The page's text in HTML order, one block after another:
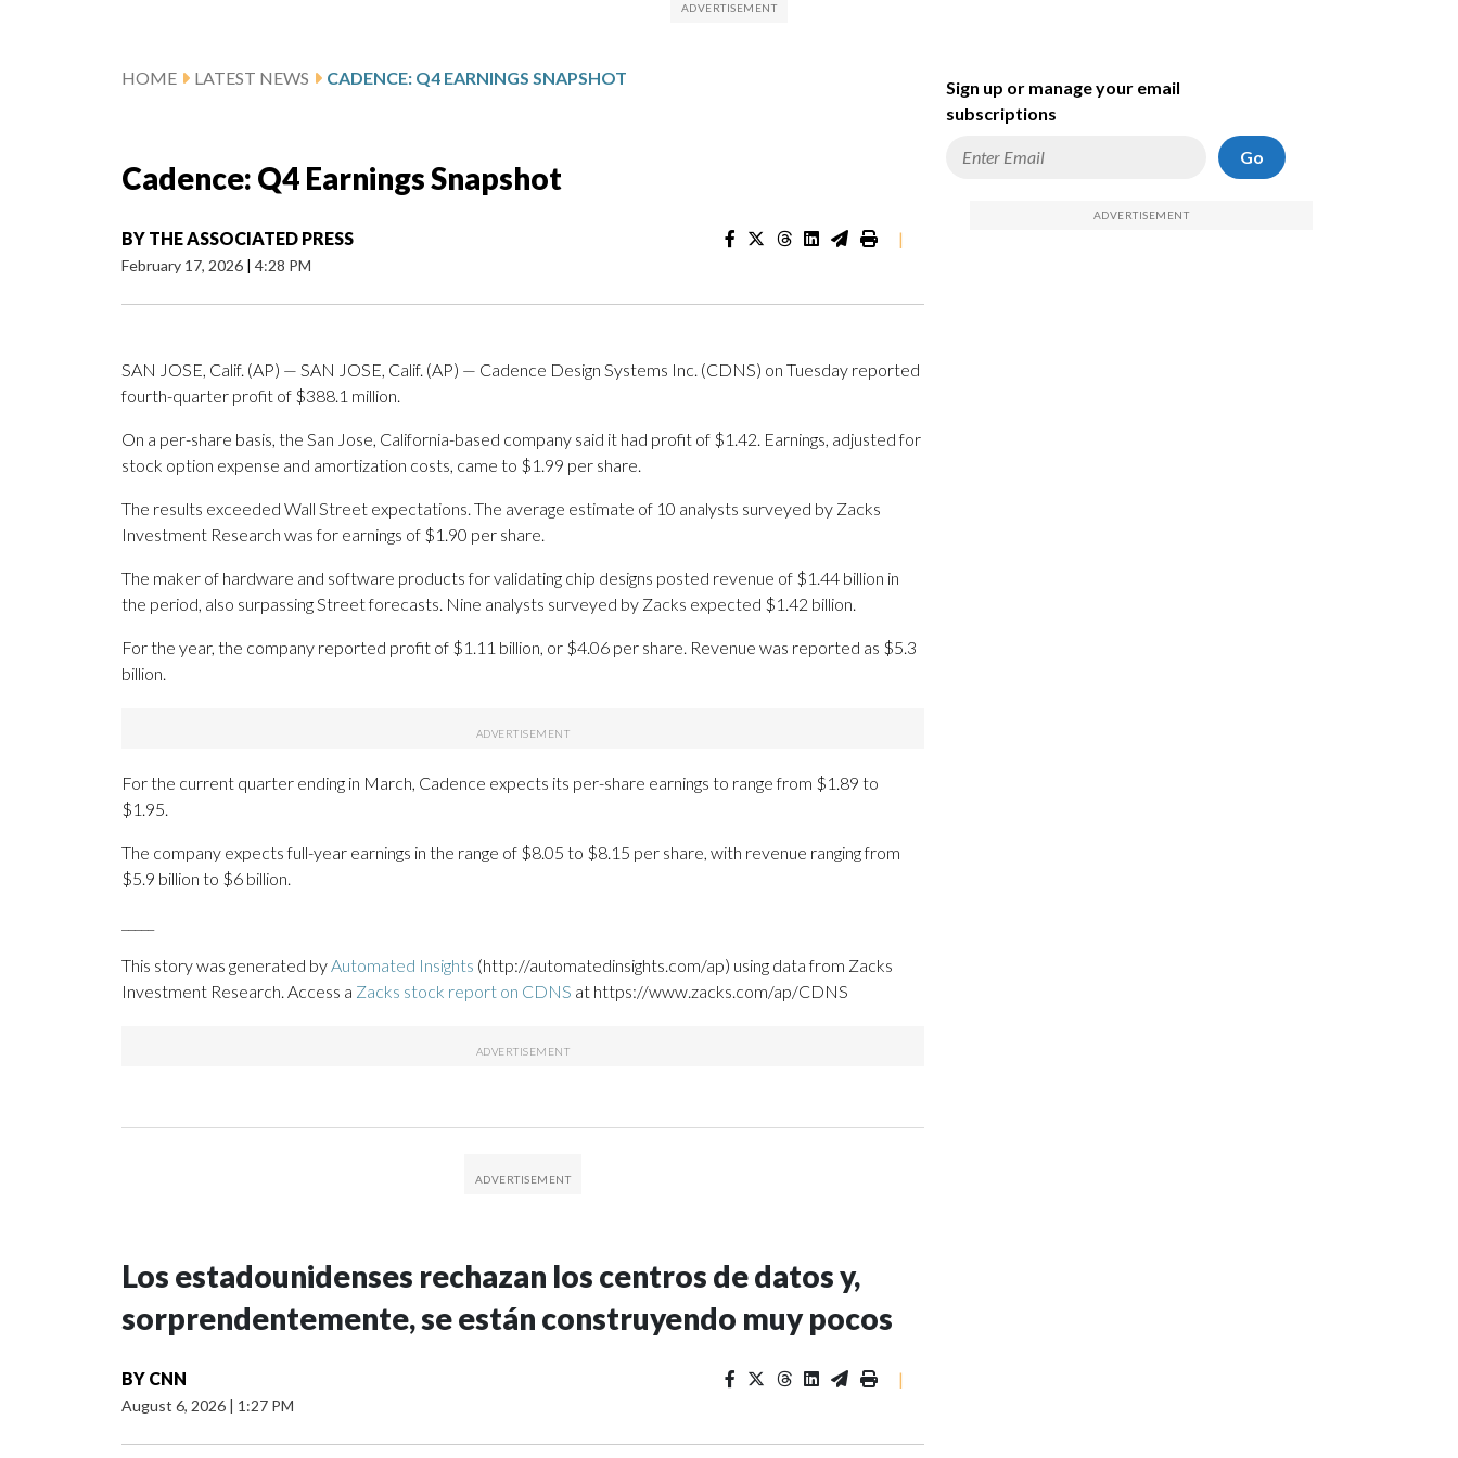
HOME LATEST NEWS CADENCE: Q4 EARNINGS SNAPSHOT
Cadence: Q4 Earnings Snapshot
BY THE ASSOCIATED PRESS
February 17, 2026 | 4:28 PM
|
SAN JOSE, Calif. (AP) — SAN JOSE, Calif. (AP) — Cadence Design Systems Inc. (CDNS) on Tuesday reported
fourth-quarter profit of $388.1 million.
On a per-share basis, the San Jose, California-based company said it had profit of $1.42. Earnings, adjusted for
stock option expense and amortization costs, came to $1.99 per share.
The results exceeded Wall Street expectations. The average estimate of 10 analysts surveyed by Zacks
Investment Research was for earnings of $1.90 per share.
The maker of hardware and software products for validating chip designs posted revenue of $1.44 billion in
the period, also surpassing Street forecasts. Nine analysts surveyed by Zacks expected $1.42 billion.
For the year, the company reported profit of $1.11 billion, or $4.06 per share. Revenue was reported as $5.3
billion.
For the current quarter ending in March, Cadence expects its per-share earnings to range from $1.89 to
$1.95.
The company expects full-year earnings in the range of $8.05 to $8.15 per share, with revenue ranging from
$5.9 billion to $6 billion.
This story was generated byAutomated Insights (http://automatedinsights.com/ap) using data from Zacks
Investment Research. Access a Zacks stock report on CDNS at https://www.zacks.com/ap/CDNS
Los estadounidenses rechazan los centros de datos y,
sorprendentemente, se están construyendo muy pocos
BY CNN
August 6, 2026 | 1:27 PM
|
Sign up or manage your email
subscriptions
Go